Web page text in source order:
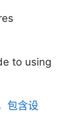
to using
包含设